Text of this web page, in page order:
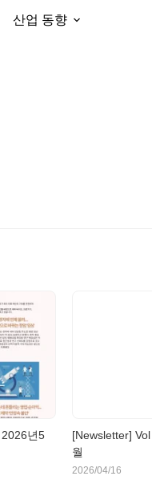
산업 동향
년5
[Newsletter]
월
2026/04/16